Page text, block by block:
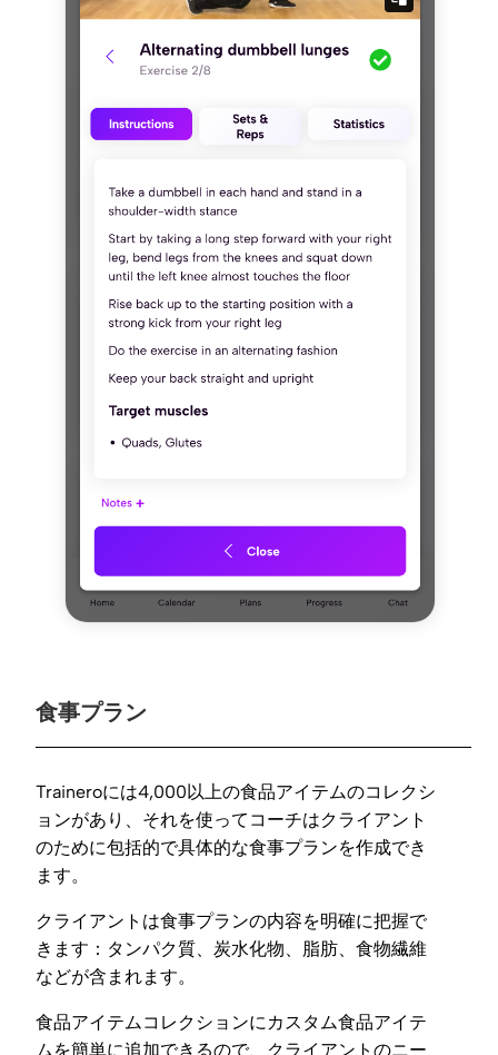
食事プラン
Traineroには4,000以上の食品アイテムのコレクシ
ョンがあり、それを使ってコーチはクライアント
のために包括的で具体的な食事プランを作成でき
ます。
クライアントは食事プランの内容を明確に把握で
きます：タンパク質、炭水化物、脂肪、食物繊維
などが含まれます。
食品アイテムコレクションにカスタム食品アイテ
ムを簡単に追加できるので、クライアントのニー